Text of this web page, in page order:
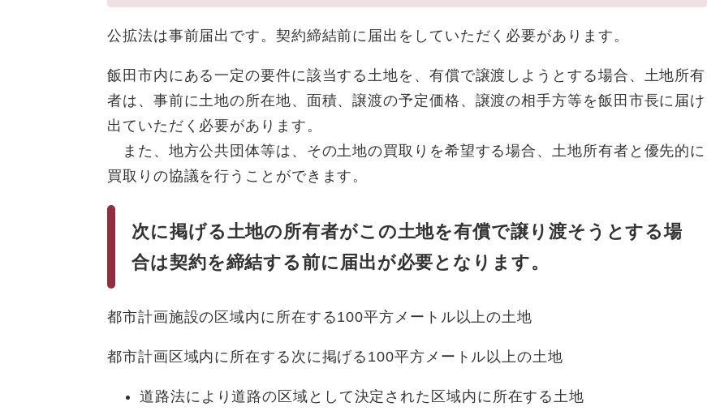
公拡法は事前届出です。契約締結前に届出をしていただく必要があります。
飯田市内にある一定の要件に該当する土地を、有償で譲渡しようとする場合、土地所有
者は、事前に土地の所在地、面積、譲渡の予定価格、譲渡の相手方等を飯田市長に届け
出ていただく必要があります。
また、地方公共団体等は、その土地の買取りを希望する場合、土地所有者と優先的に
買取りの協議を行うことができます。
次に掲げる土地の所有者がこの土地を有償で譲り渡そうとする場
合は契約を締結する前に届出が必要となります。
都市計画施設の区域内に所在する100平方メートル以上の土地
都市計画区域内に所在する次に掲げる100平方メートル以上の土地
道路法により道路の区域として決定された区域内に所在する土地